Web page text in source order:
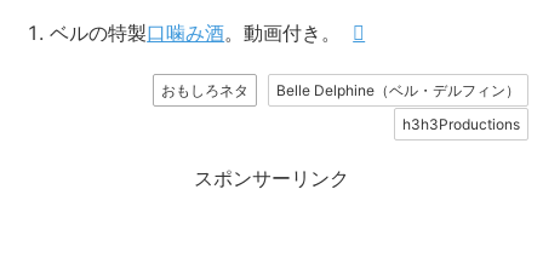
ベルの特製口噛み酒。動画付き。
おもしろネタ
Belle Delphine（ベル・デルフィン）
h3h3Productions
スポンサーリンク